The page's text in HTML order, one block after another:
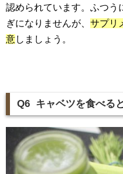
認められています。ふつう
ぎになりませんが、 サプリ
意しましょう。
Q6 キャベツを食べる